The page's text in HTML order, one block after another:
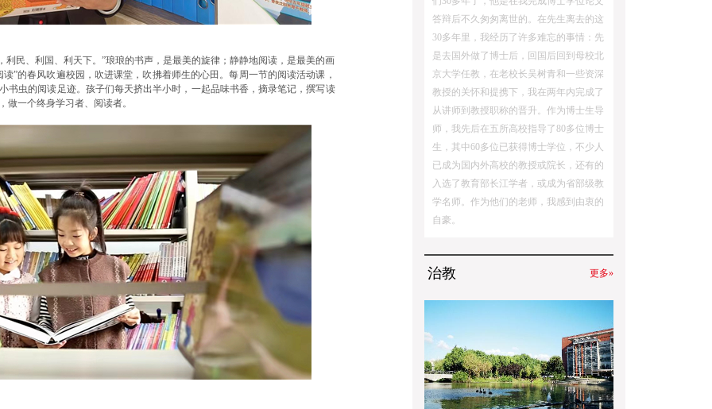
利民、利国、利天下。”琅琅的书声，是最美的旋律；静静地阅读，是最美的画
”的春风吹遍校园，吹进课堂，吹拂着师生的心田。每周一节的阅读活动课，
书虫的阅读足迹。孩子们每天挤出半小时，一起品味书香，摘录笔记，撰写读
一个终身学习者、阅读者。
答辩后不久匆匆离世的。在先生离去的这
30多年里，我经历了许多难忘的事情：先
是去国外做了博士后，回国后回到母校北
京大学任教，在老校长吴树青和一些资深
教授的关怀和提携下，我在两年内完成了
从讲师到教授职称的晋升。作为博士生导
师，我先后在五所高校指导了80多位博士
生，其中60多位已获得博士学位，不少人
已成为国内外高校的教授或院长，还有的
入选了教育部长江学者，或成为省部级教
学名师。作为他们的老师，我感到由衷的
自豪。
治教 更多»